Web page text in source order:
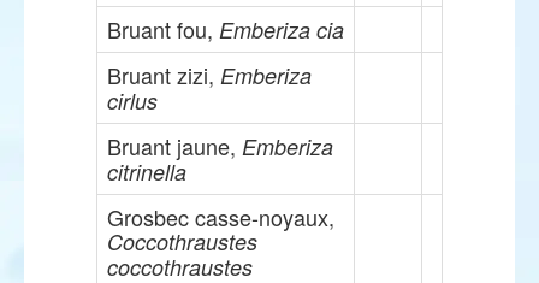
Bruant fou, Emberiza cia
Bruant zizi, Emberiza
cirlus
Bruant jaune, Emberiza
citrinella
Grosbec casse-noyaux,
Coccothraustes
coccothraustes